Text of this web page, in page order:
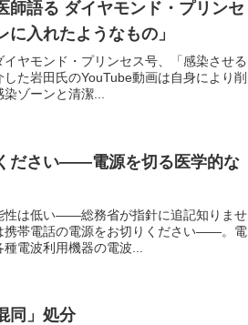
師語る ダイヤモンド・プリンセ
入れたようなもの」
ヤモンド・プリンセス号、「感染させる
た岩田氏のYouTube動画は自身により削
染ゾーンと清潔...
ださい――電源を切る医学的な
性は低い――総務省が指針に追記知りませ
携帯電話の電源をお切りください――。電
電波利用機器の電波...
同」処分